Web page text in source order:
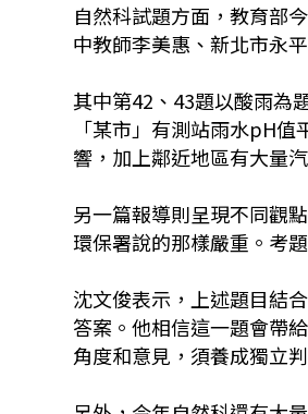
自然科試題方面，教育部
中教師李美惠、新北市永
其中第42、43題以酸雨為
「某市」有測站雨水pH
響，加上鄰近地區有大量
另一篇報導則呈現不同觀
環保署說的那樣嚴重。考
沈文俊表示，上述題目結
答案。他相信這一題會帶
角度和意見，須養成獨立